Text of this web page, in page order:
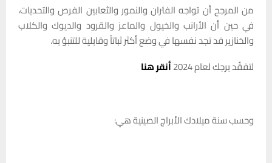
من المرجح أن تواجه الفئران والنمور والثعابين الفرص والتحديات،
في حين أن الأرانب والخيول والماعز والقرود والديوك والكلاب
والخنازير قد تجد نفسها في وضع أكثر ثباتاً وقابلية للتنبؤ به.
لتفقّد برجك لعام 2024
أنقر هنا
وحسب سنة ميلادك الأبراج الصينية هي: